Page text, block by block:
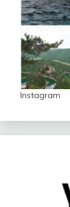
Instagram